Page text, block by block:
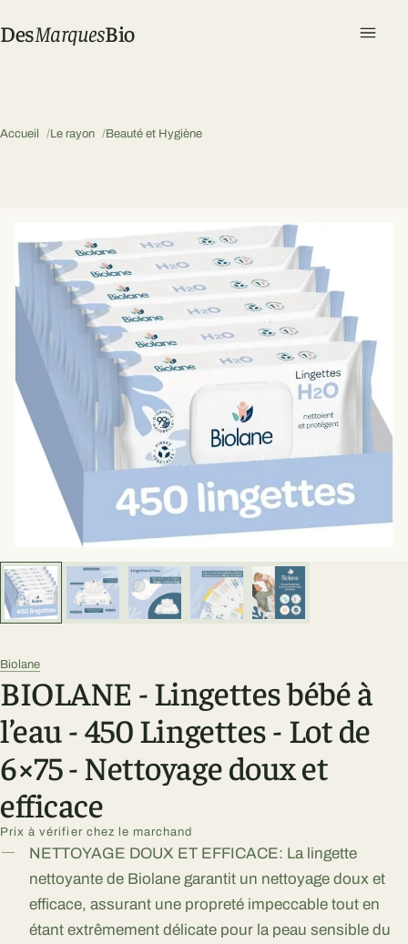
DesMarquesBio
Accueil Le rayon Beauté et Hygiène
Biolane
BIOLANE - Lingettes bébé à
l’eau - 450 Lingettes - Lot de
6×75 - Nettoyage doux et
efficace
Prix à vérifier chez le marchand
NETTOYAGE DOUX ET EFFICACE: La lingette
nettoyante de Biolane garantit un nettoyage doux et
efficace, assurant une propreté impeccable tout en
étant extrêmement délicate pour la peau sensible du